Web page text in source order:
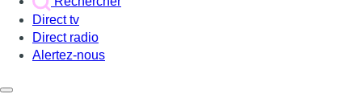
Direct tv
Direct radio
Alertez-nous